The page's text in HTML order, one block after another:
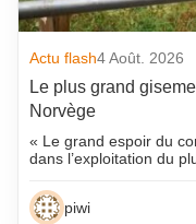
Actu flash4 Août. 2026
Le plus grand
Norvège
« Le grand espoir du
dans l’exploitation du
piwi